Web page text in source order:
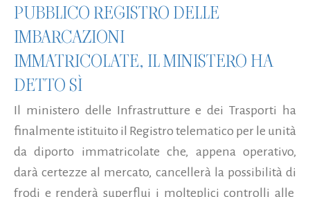
PUBBLICO REGISTRO DELLE
IMBARCAZIONI
IMMATRICOLATE, IL MINISTERO HA
DETTO SÌ
Il ministero delle Infrastrutture e dei Trasporti ha
finalmente istituito il Registro telematico per le unità
da diporto immatricolate che, appena operativo,
darà certezze al mercato, cancellerà la possibilità di
frodi e renderà superflui i molteplici controlli alle